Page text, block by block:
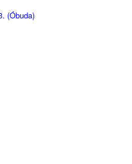
(Óbuda)